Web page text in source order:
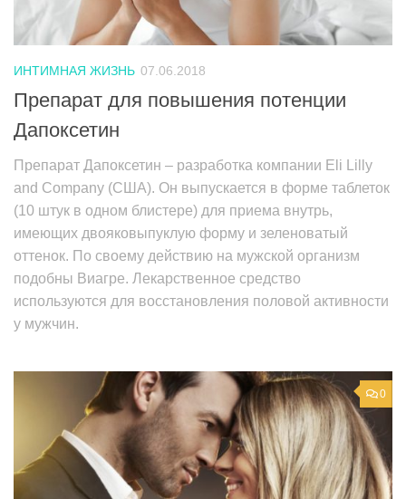
ИНТИМНАЯ ЖИЗНЬ 07.06.2018
Препарат для повышения потенции
Дапоксетин
Препарат Дапоксетин – разработка компании Eli Lilly
and Company (США). Он выпускается в форме таблеток
(10 штук в одном блистере) для приема внутрь,
имеющих двояковыпуклую форму и зеленоватый
оттенок. По своему действию на мужской организм
подобны Виагре. Лекарственное средство
используются для восстановления половой активности
у мужчин.
0